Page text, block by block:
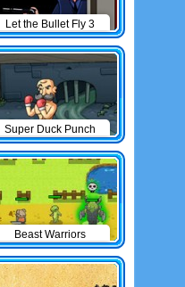
Let the Bullet Fly 3
Super Duck Punch
Beast Warriors